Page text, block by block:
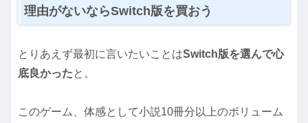
理由がないならSwitch版を買おう
とりあえず最初に言いたいことはSwitch版を選んで心
底良かったと。
このゲーム、体感として小説10冊分以上のボリューム